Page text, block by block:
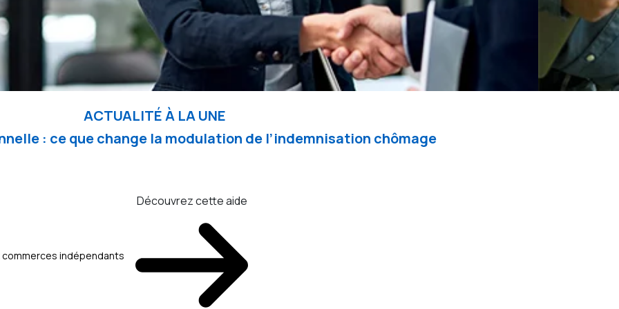
ACTUALITÉ À LA UNE
: ce que change la modulation de l’indemnisation chômage
commerces indépendants
Découvrez cette aide